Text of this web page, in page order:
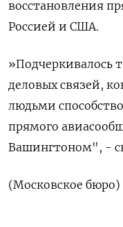
восстановления
Россией и США.
»Подчеркивалось
деловых связей,
людьми
прямого
Вашингтоном", -
(Московское бюро)